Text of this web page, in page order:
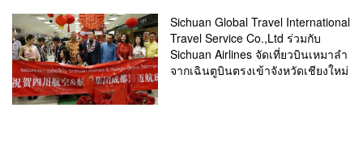
Sichuan Global Travel International
Travel Service Co.,Ltd ร่วมกับ
Sichuan Airlines จัดเที่ยวบินเหมาลำ
จากเฉินตูบินตรงเข้าจังหวัดเชียงใหม่